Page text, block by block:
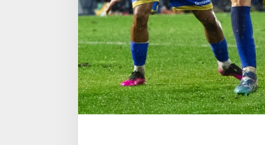
u
n
g
g
a
l
J
a
u
r
e